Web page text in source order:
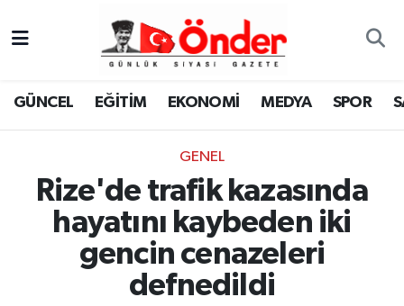
GÜNCEL EĞİTİM EKONOMİ MEDYA SPOR
GENEL
Rize'de trafik kazasında
hayatını kaybeden iki
gencin cenazeleri
defnedildi
GÜNCEL
MEDYA
SPOR
Zonguldak Nöbetçi Eczaneler
Zonguldak Namaz Vakitleri
Zonguldak Trafik Yoğunluk Haritası
TFF 3.Lig 4.Grup Puan Durumu ve Fikstür
Tüm Manşetler